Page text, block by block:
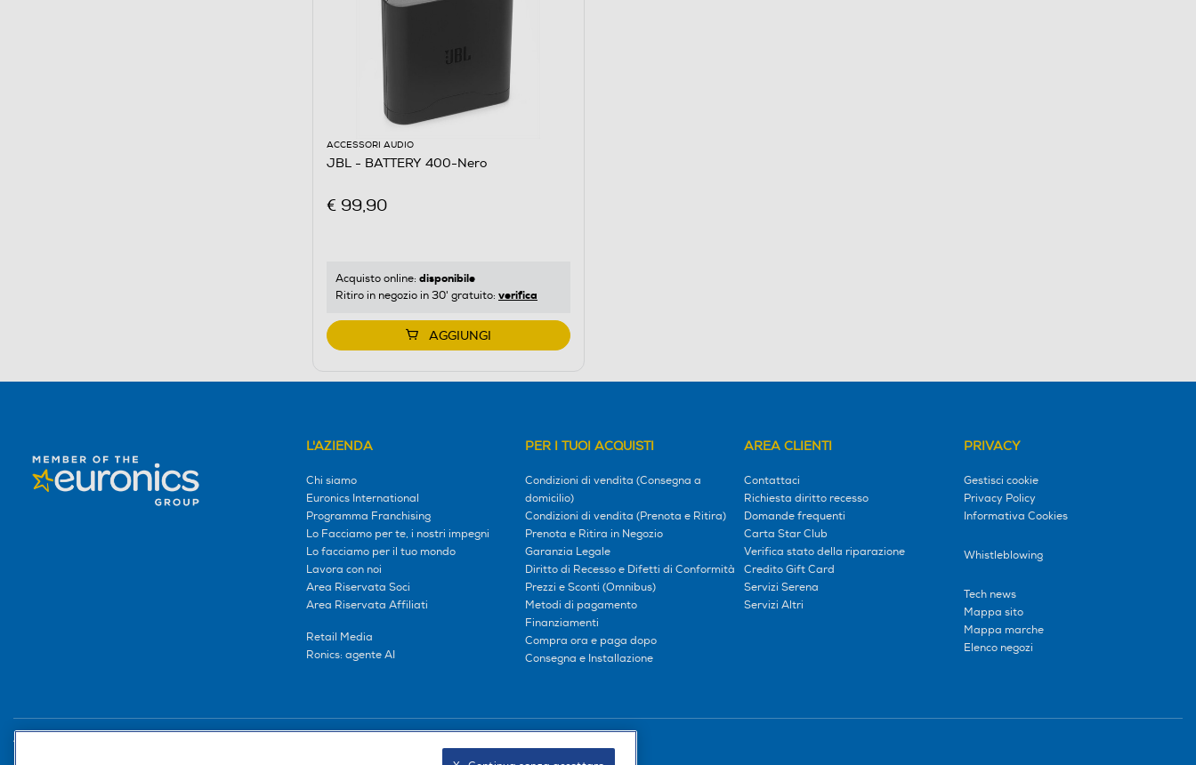
ACCESSORI AUDIO
JBL - BATTERY 400-Nero
€ 99,90
Acquisto online: disponibile
Ritiro in negozio in 30' gratuito: verifica
AGGIUNGI
L'AZIENDA
Chi siamo
Euronics International
Programma Franchising
Lo Facciamo per te, i nostri impegni
Lo facciamo per il tuo mondo
Lavora con noi
Area Riservata Soci
Area Riservata Affiliati
Retail Media
Ronics: agente AI
PER I TUOI ACQUISTI
Condizioni di vendita (Consegna a
domicilio)
Condizioni di vendita (Prenota e Ritira)
Prenota e Ritira in Negozio
Garanzia Legale
Diritto di Recesso e Difetti di Conformità
Prezzi e Sconti (Omnibus)
Metodi di pagamento
Finanziamenti
Compra ora e paga dopo
Consegna e Installazione
AREA CLIENTI
Contattaci
Richiesta diritto recesso
Domande frequenti
Carta Star Club
Verifica stato della riparazione
Credito Gift Card
Servizi Serena
Servizi Altri
PRIVACY
Gestisci cookie
Privacy Policy
Informativa Cookies
Whistleblowing
Tech news
Mappa sito
Mappa marche
Elenco negozi
Trova negozio Seguici sui social